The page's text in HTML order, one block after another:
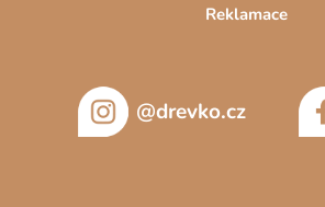
Reklamace
@drevko.cz